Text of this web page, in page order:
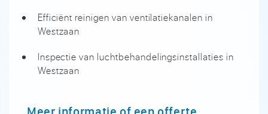
Efficiënt reinigen van ventilatiekanalen in
Westzaan
Inspectie van luchtbehandelingsinstallaties in
Westzaan
Meer informatie of een offerte